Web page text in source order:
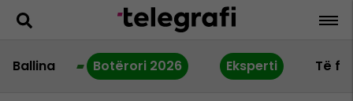
Ballina Botërori 2026 Eksperti Të